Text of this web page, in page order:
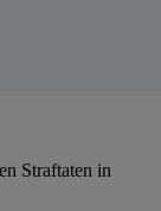
Straftaten in